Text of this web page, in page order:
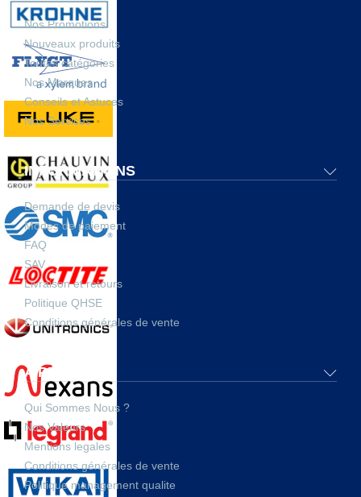
Nos Promotions
Nouveaux produits
Toutes catégories
Nos Marques
Conseils et Astuces
Nos Services
INFORMATIONS
Demande de devis
Modes de paiement
FAQ
SAV
Livraison et retours
Politique QHSE
Conditions générales de vente
A PROPOS
Qui Sommes Nous ?
Nos Valeurs
Mentions legales
Conditions générales de vente
Politique management qualite